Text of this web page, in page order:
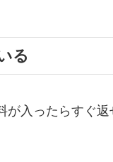
る
入ったらすぐ返